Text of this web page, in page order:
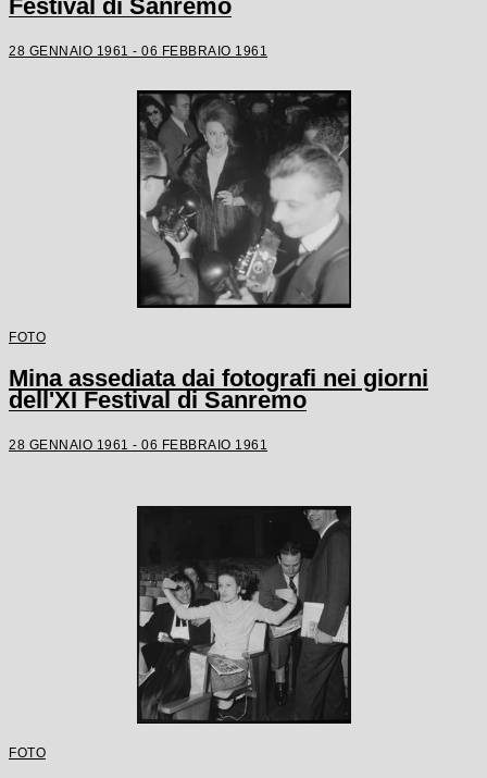
Festival di Sanremo
28 GENNAIO 1961 - 06 FEBBRAIO 1961
FOTO
Mina assediata dai fotografi nei giorni
dell'XI Festival di Sanremo
28 GENNAIO 1961 - 06 FEBBRAIO 1961
FOTO